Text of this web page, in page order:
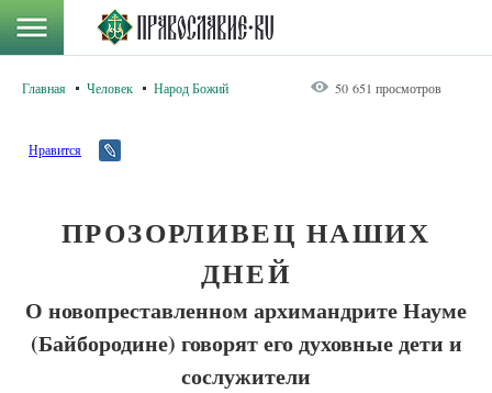
Главная Человек Народ Божий 50 651 просмотров
Нравится
ПРОЗОРЛИВЕЦ НАШИХ
ДНЕЙ
О новопреставленном архимандрите Науме
(Байбородине) говорят его духовные дети и
сослужители